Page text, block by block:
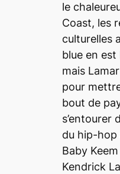
le
Coast, les
culturelles
blueen est
mais
pour
bout de
s’entourer
du hip-hop
Baby
Kendrick